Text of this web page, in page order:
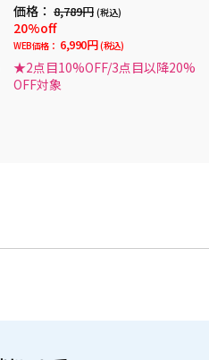
価格： 8,789円 (税込)
20%off
WEB価格： 6,990円 (税込)
★2点目10%OFF/3点目以降20%
OFF対象